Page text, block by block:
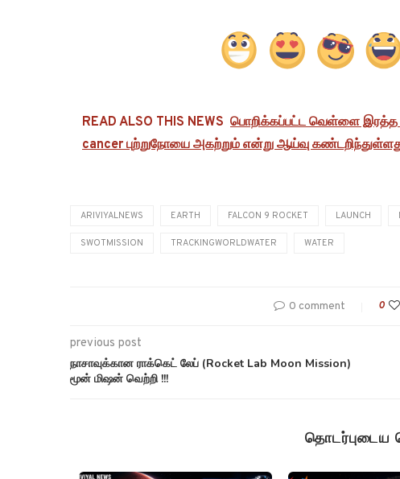
READ ALSO THIS NEWS பொறிக்கப்பட்ட வெள்ளை இரத்த
cancer புற்றுநோயை அகற்றும் என்று ஆய்வு
ARIVIYALNEWS EARTH FALCON 9 ROCKET LAUNCH
SWOTMISSION TRACKINGWORLDWATER WATER
0 comment 0
previous post
நாசாவுக்கான ராக்கெட் லேப் (Rocket Lab Moon Mission)
மூன் மிஷன் வெற்றி !!!
தொடர்புடைய